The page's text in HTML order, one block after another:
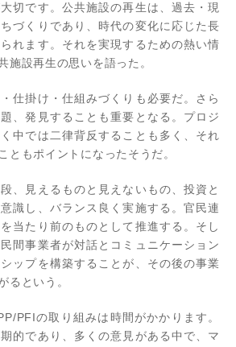
切です。公共施設の再生は、過去・現
づくりであり、時代の変化に応じた長
れます。それを実現するための熱い情
施設再生の思いを語った。
仕掛け・仕組みづくりも必要だ。さら
、発見することも重要となる。プロジ
中では二律背反することも多く、それ
ともポイントになったそうだ。
、見えるものと見えないもの、投資と
識し、バランス良く実施する。官民連
当たり前のものとして推進する。そし
間事業者が対話とコミュニケーション
ップを構築することが、その後の事業
るという。
PFIの取り組みは時間がかかります。
的であり、多くの意見がある中で、マ